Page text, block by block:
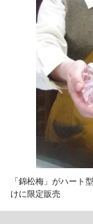
「錦松梅」がハート
けに限定販売